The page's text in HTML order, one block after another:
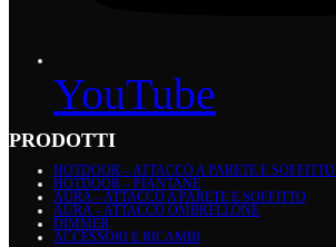
YouTube
PRODOTTI
HOTDOOR – ATTACCO A PARETE E SOFFITTO
HOTDOOR – PIANTANE
AURA – ATTACCO A PARETE E SOFFITTO
AURA – ATTACCO OMBRELLONE
DIMMER
ACCESSORI E RICAMBI